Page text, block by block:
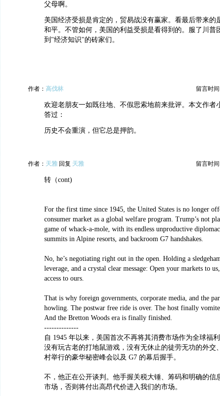
父母啊。
美国经济受损是肯定的，贸易战没有赢家。看最后带来的
和平。不管如何，美国的利益受损是看得到的。服了川普
到"经济知识"的砖家们。
作者： 高伐林 留言时间
欢迎老朋友一如既往地、不假思索地前来批评。本文作者
答过：
历史不会重演，但它总是押韵。
作者： 天雅 回复 天雅 留言时间
转（cont)
For the first time since 1945, the United States is no longer
consumer market as a global welfare program. Trump’s not
game of whack-a-mole, with its endless unproductive
summits in Alpine resorts, and backroom G7 handshakes.
No, he’s negotiating right out in the open. Holding a
leverage, and a crystal clear message: Open your markets to
access to ours.
That is why foreign governments, corporate media, and the
howling. The postwar free ride is over. The host finally
And the Bretton Woods era is finally finished.
--------------
自 1945 年以来，美国首次不再将其消费市场作为全球福
没有玩古老的打地鼠游戏，没有无休止的徒劳无功的外交
村举行的豪华秘密峰会以及 G7 的幕后握手。
不，他正在公开谈判。他手握关税大锤、筹码和明确的信
市场，否则将付出高昂代价进入我们的市场。